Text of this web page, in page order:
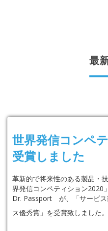
最
世界発信コンペ
受賞しました
革新的で将来性のある製品・
界発信コンペティション2020
Dr. Passport が、「サービ
ス優秀賞」を受賞致しました